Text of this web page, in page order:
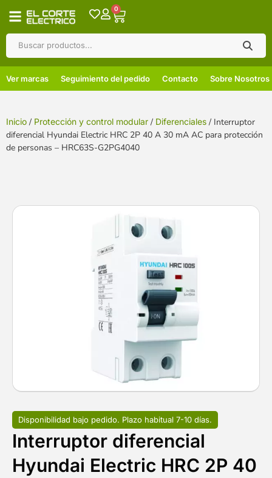
0
Ver marcas Seguimiento del pedido Contacto Sobre Nosotros
Inicio / Protección y control modular / Diferenciales / Interruptor
diferencial Hyundai Electric HRC 2P 40 A 30 mA AC para protección
de personas – HRC63S-G2PG4040
Disponibilidad bajo pedido. Plazo habitual 7-10 días.
Interruptor diferencial
Hyundai Electric HRC 2P 40